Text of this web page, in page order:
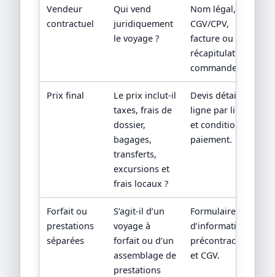
Vendeur
contractuel
Qui vend
juridiquement
le voyage ?
Nom légal,
CGV/CPV,
facture ou
récapitulatif de
commande.
Prix final
Le prix inclut-il
taxes, frais de
dossier,
bagages,
transferts,
excursions et
frais locaux ?
Devis détaillé
ligne par ligne
et conditions de
paiement.
Forfait ou
prestations
séparées
S’agit-il d’un
voyage à
forfait ou d’un
assemblage de
prestations
Formulaire
d’information
précontractuelle
et CGV.